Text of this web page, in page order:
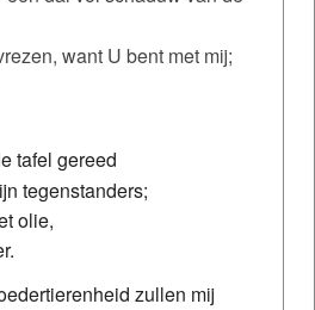
want U bent met mij;
tafel gereed
tegenstanders;
olie,
zullen mij